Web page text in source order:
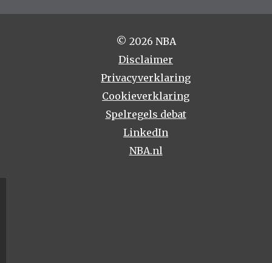
© 2026 NBA
Disclaimer
Privacyverklaring
Cookieverklaring
Spelregels debat
LinkedIn
NBA.nl